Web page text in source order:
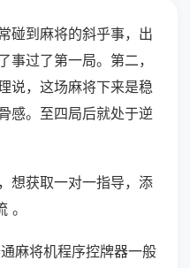
碰到麻将的斜乎事，出
事过了第一局。第二，
说，这场麻将下来是稳
感。至四局后就处于逆
想获取一对一指导，添
。
麻将机程序控牌器一般